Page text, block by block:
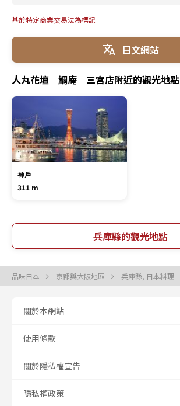
基於特定商業交易法為標記
日文網站
人丸花壇 鯛庵 三宮店附近的觀光地點
神戶
311 m
兵庫縣的觀光地點
品味日本 京都與大阪地區 兵庫縣, 日本料理
關於本網站
使用條款
關於隱私權宣告
隱私權政策